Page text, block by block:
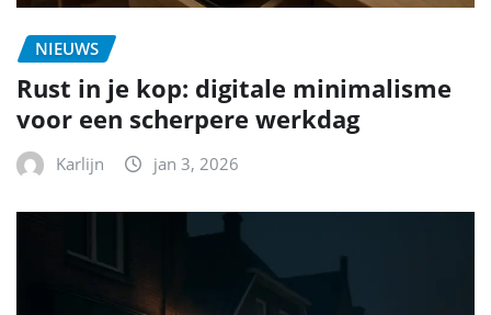
NIEUWS
Rust in je kop: digitale minimalisme
voor een scherpere werkdag
Karlijn jan 3, 2026